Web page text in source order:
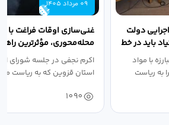
دولت
باید در خط
با مواد
به ریاست
09 مرداد 1405
غنی‌سازی اوقات فراغت با
محله‌محوری، مؤثرترین
پیشگیری از...
اکرم نجفی در جلسه شورای
استان قزوین که به ریاست
1090